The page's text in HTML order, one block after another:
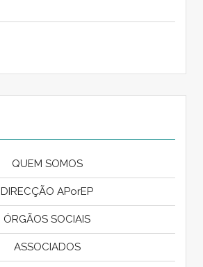
QUEM SOMOS
DIRECÇÃO APorEP
ÓRGÃOS SOCIAIS
ASSOCIADOS